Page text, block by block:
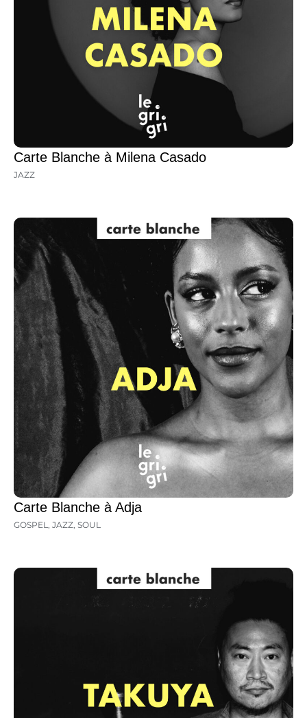
Carte Blanche à Milena Casado
JAZZ
Carte Blanche à Adja
GOSPEL, JAZZ, SOUL